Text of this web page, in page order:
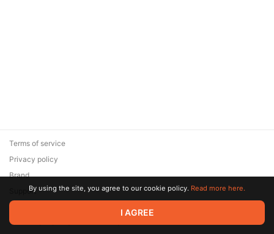
© 2026 Zaya Solutions Limited. All rights reserved. All trademarks
are the property of their respective owners.
Terms of service
Privacy policy
Brand
SupportBy using the site, you agree to our cookie policy. Read more here.
I AGREE